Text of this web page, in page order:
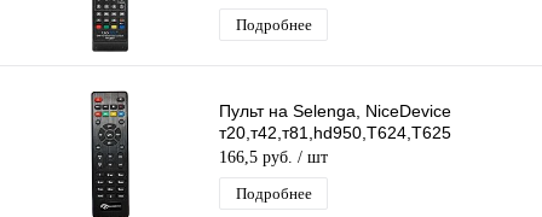
Подробнее
Пульт на Selenga, NiceDevice
т20,т42,т81,hd950,T624,T625
166,5 руб. / шт
Подробнее